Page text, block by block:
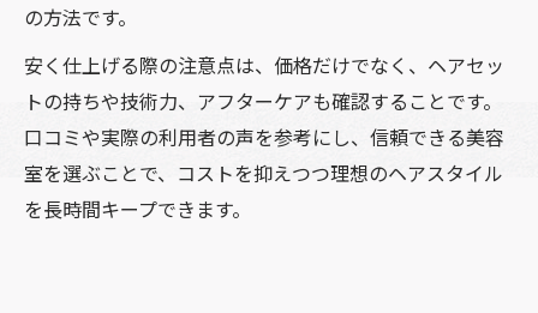
の方法です。
安く仕上げる際の注意点は、価格だけでなく、ヘアセッ
トの持ちや技術力、アフターケアも確認することです。
口コミや実際の利用者の声を参考にし、信頼できる美容
室を選ぶことで、コストを抑えつつ理想のヘアスタイル
を長時間キープできます。